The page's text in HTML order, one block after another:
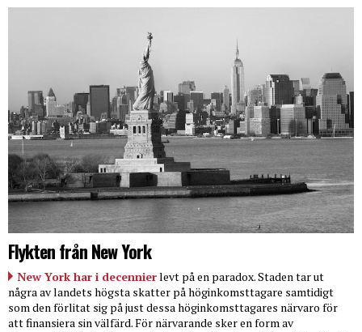
Flykten från New York
New York har i decennierlevt på en paradox. Staden tar ut
några av landets högsta skatter på höginkomsttagare samtidigt
som den förlitat sig på just dessa höginkomsttagares närvaro för
att finansiera sin välfärd. För närvarande sker en form av